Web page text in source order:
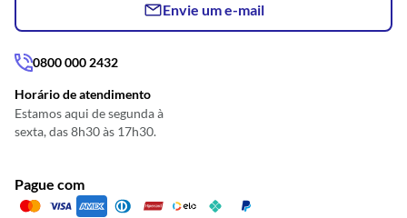
Envie um e-mail
0800 000 2432
Horário de atendimento
Estamos aqui de segunda à
sexta, das 8h30 às 17h30.
Pague com